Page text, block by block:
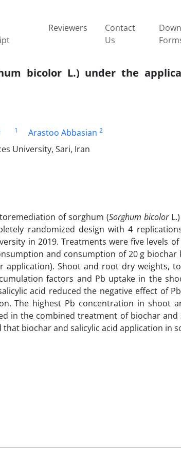
Reviewers
Contact
Us
bicolor L.) under the
1 Arastoo Abbasian 2
University, Sari, Iran
of sorghum (Sorghum bicolor
randomized design with 4
in 2019. Treatments were five levels of
and consumption of 20 g biochar
Shoot and root dry weights,
factors and Pb uptake in the
acid reduced the negative effect of
The highest Pb concentration in shoot
in the combined treatment of biochar and
biochar and salicylic acid application in